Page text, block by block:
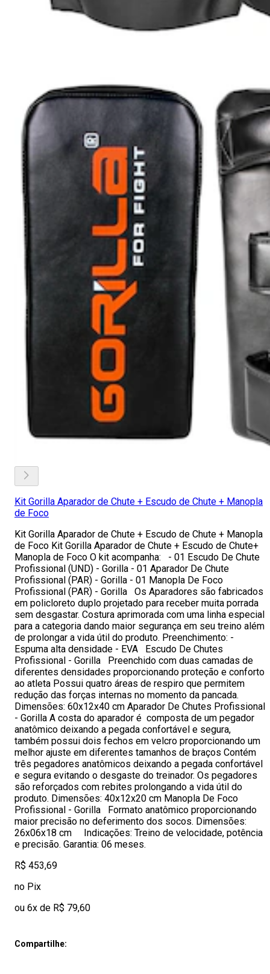
Kit Gorilla Aparador de Chute + Escudo de Chute + Manopla
de Foco
Kit Gorilla Aparador de Chute + Escudo de Chute + Manopla
de Foco Kit Gorilla Aparador de Chute + Escudo de Chute+
Manopla de Foco O kit acompanha: - 01 Escudo De Chute
Profissional (UND) - Gorilla - 01 Aparador De Chute
Profissional (PAR) - Gorilla - 01 Manopla De Foco
Profissional (PAR) - Gorilla Os Aparadores são fabricados
em policloreto duplo projetado para receber muita porrada
sem desgastar. Costura aprimorada com uma linha especial
para a categoria dando maior segurança em seu treino além
de prolongar a vida útil do produto. Preenchimento: -
Espuma alta densidade - EVA Escudo De Chutes
Profissional - Gorilla Preenchido com duas camadas de
diferentes densidades proporcionando proteção e conforto
ao atleta Possui quatro áreas de respiro que permitem
redução das forças internas no momento da pancada.
Dimensões: 60x12x40 cm Aparador De Chutes Profissional
- Gorilla A costa do aparador é composta de um pegador
anatômico deixando a pegada confortável e segura,
também possui dois fechos em velcro proporcionando um
melhor ajuste em diferentes tamanhos de braços Contém
três pegadores anatômicos deixando a pegada confortável
e segura evitando o desgaste do treinador. Os pegadores
são reforçados com rebites prolongando a vida útil do
produto. Dimensões: 40x12x20 cm Manopla De Foco
Profissional - Gorilla Formato anatômico proporcionando
maior precisão no deferimento dos socos. Dimensões:
26x06x18 cm Indicações: Treino de velocidade, potência
e precisão. Garantia: 06 meses.
R$ 453,69
no Pix
ou 6x de R$ 79,60
Compartilhe: